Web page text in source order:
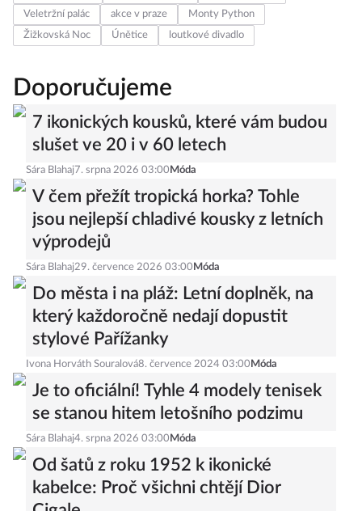
Veletržní palác
akce v praze
Monty Python
Žižkovská Noc
Únětice loutkové divadlo
Doporučujeme
7 ikonických kousků, které vám budou
slušet ve 20 i v 60 letech
Sára Blahaj 7. srpna 2026 03:00 Móda
V čem přežít tropická horka? Tohle
jsou nejlepší chladivé kousky z letních
výprodejů
Sára Blahaj29. července 2026 03:00 Móda
Do města i na pláž: Letní doplněk, na
který každoročně nedají dopustit
stylové Pařížanky
Ivona Horváth Souralová8. července 2024 03:00 Móda
Je to oficiální! Tyhle 4 modely tenisek
se stanou hitem letošního podzimu
Sára Blahaj4. srpna 2026 03:00 Móda
Od šatů z roku 1952 k ikonické
kabelce: Proč všichni chtějí Dior